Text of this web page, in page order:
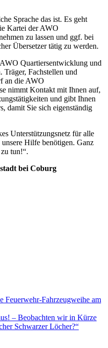
Sprache das ist. Es geht
Kartei der AWO
zu lassen und ggf. bei
Übersetzer tätig zu werden.
Quartiersentwicklung und
Träger, Fachstellen und
an die AWO
nimmt Kontakt mit Ihnen auf,
und gibt Ihnen
damit Sie sich eigenständig
Unterstützungsnetz für alle
Hilfe benötigen. Ganz
tun!“.
bei Coburg
Feuerwehr-Fahrzeugweihe am
– Beobachten wir in Kürze
Schwarzer Löcher?“